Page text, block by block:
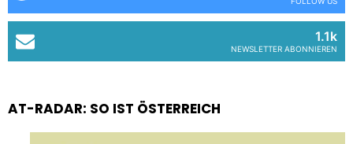
1.1k
NEWSLETTER ABONNIEREN
AT-RADAR: SO IST ÖSTERREICH